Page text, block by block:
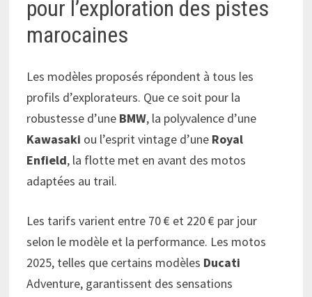
pour l’exploration des pistes
marocaines
Les modèles proposés répondent à tous les
profils d’explorateurs. Que ce soit pour la
robustesse d’une BMW, la polyvalence d’une
Kawasaki ou l’esprit vintage d’une Royal
Enfield, la flotte met en avant des motos
adaptées au trail.
Les tarifs varient entre 70 € et 220 € par jour
selon le modèle et la performance. Les motos
2025, telles que certains modèles Ducati
Adventure, garantissent des sensations